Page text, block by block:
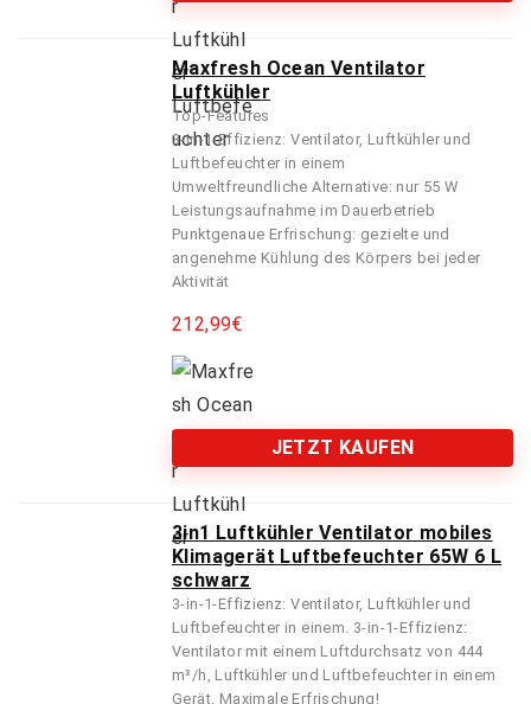
Maxfresh Ocean Ventilator
Luftkühler
Top-Features
3-in-1-Effizienz: Ventilator, Luftkühler und
Luftbefeuchter in einem
Umweltfreundliche Alternative: nur 55 W
Leistungsaufnahme im Dauerbetrieb
Punktgenaue Erfrischung: gezielte und
angenehme Kühlung des Körpers bei jeder
Aktivität
212,99€
JETZT KAUFEN
3in1 Luftkühler Ventilator mobiles
Klimagerät Luftbefeuchter 65W 6 L
schwarz
3-in-1-Effizienz: Ventilator, Luftkühler und
Luftbefeuchter in einem. 3-in-1-Effizienz:
Ventilator mit einem Luftdurchsatz von 444
m³/h, Luftkühler und Luftbefeuchter in einem
Gerät. Maximale Erfrischung!